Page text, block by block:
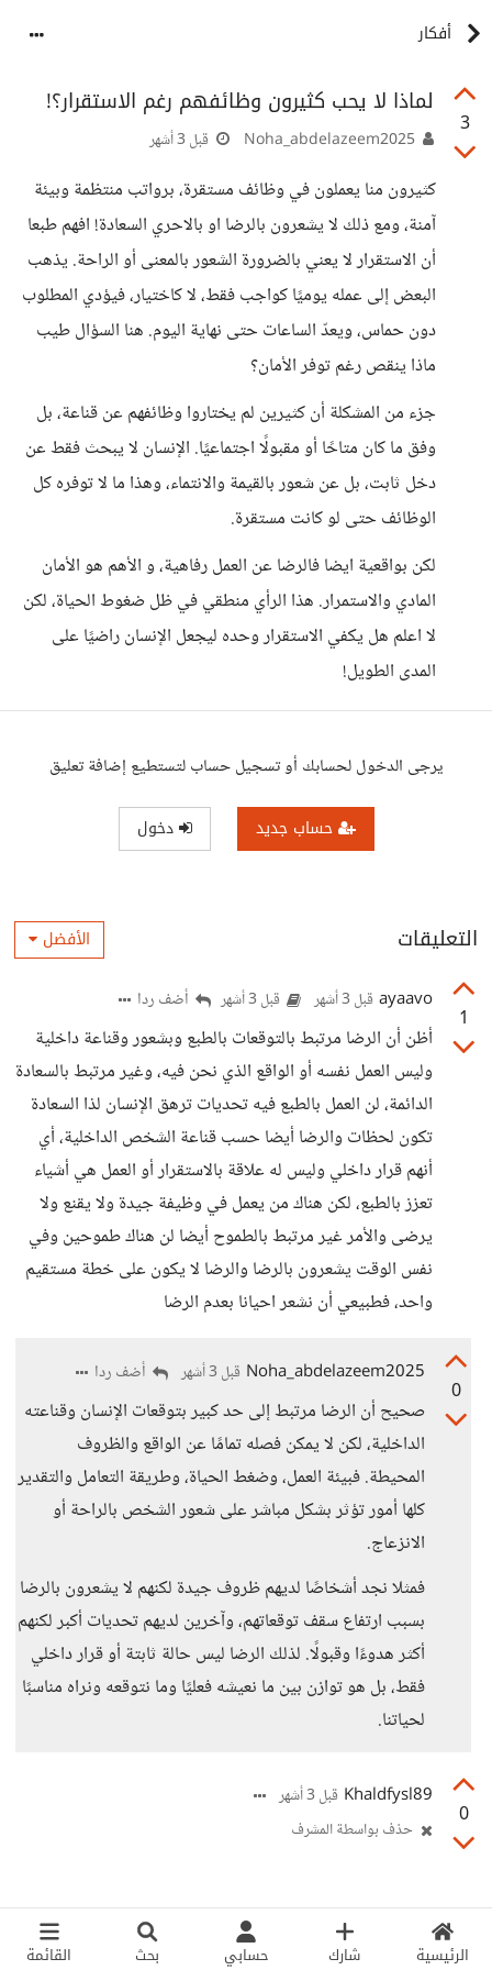
الرئيسية شارك حسابي بحث القائمة
أفكار
3
لماذا لا يحب كثيرون وظائفهم رغم الاستقرار؟!
قبل 3 أشهر
كثيرون منا يعملون في وظائف مستقرة، برواتب منتظمة وبيئة
آمنة، ومع ذلك لا يشعرون بالرضا او بالاحري السعادة! افهم طبعا
أن الاستقرار لا يعني بالضرورة الشعور بالمعنى أو الراحة. يذهب
البعض إلى عمله يوميًا كواجب فقط، لا كاختيار، فيؤدي المطلوب
دون حماس، ويعدّ الساعات حتى نهاية اليوم. هنا السؤال طيب
ماذا ينقص رغم توفر الأمان؟
جزء من المشكلة أن كثيرين لم يختاروا وظائفهم عن قناعة، بل
وفق ما كان متاحًا أو مقبولًا اجتماعيًا. الإنسان لا يبحث فقط عن
دخل ثابت، بل عن شعور بالقيمة والانتماء، وهذا ما لا توفره كل
الوظائف حتى لو كانت مستقرة.
لكن بواقعية ايضا فالرضا عن العمل رفاهية، و الأهم هو الأمان
المادي والاستمرار. هذا الرأي منطقي في ظل ضغوط الحياة، لكن
لا اعلم هل يكفي الاستقرار وحده ليجعل الإنسان راضيًا على
المدى الطويل!
يرجى الدخول لحسابك أو تسجيل حساب لتستطيع إضافة تعليق
حساب جديد دخول
التعليقات الأفضل
1
ayaavo قبل 3 أشهر قبل 3 أشهر أضف ردا
أظن أن الرضا مرتبط بالتوقعات بالطبع وبشعور وقناعة داخلية
وليس العمل نفسه أو الواقع الذي نحن فيه، وغير مرتبط بالسعادة
الدائمة، لن العمل بالطبع فيه تحديات ترهق الإنسان لذا السعادة
تكون لحظات والرضا أيضا حسب قناعة الشخص الداخلية، أي
أنهم قرار داخلي وليس له علاقة بالاستقرار أو العمل هي أشياء
تعزز بالطبع، لكن هناك من يعمل في وظيفة جيدة ولا يقنع ولا
يرضى والأمر غير مرتبط بالطموح أيضا لن هناك طموحين وفي
نفس الوقت يشعرون بالرضا والرضا لا يكون على خطة مستقيم
واحد، فطبيعي أن نشعر احيانا بعدم الرضا
0
Noha_abdelazeem2025 قبل 3 أشهر أضف ردا
صحيح أن الرضا مرتبط إلى حد كبير بتوقعات الإنسان وقناعته
الداخلية، لكن لا يمكن فصله تمامًا عن الواقع والظروف
المحيطة. فبيئة العمل، وضغط الحياة، وطريقة التعامل والتقدير
كلها أمور تؤثر بشكل مباشر على شعور الشخص بالراحة أو
الانزعاج.
فمثلا نجد أشخاصًا لديهم ظروف جيدة لكنهم لا يشعرون بالرضا
بسبب ارتفاع سقف توقعاتهم، وآخرين لديهم تحديات أكبر لكنهم
أكثر هدوءًا وقبولًا. لذلك الرضا ليس حالة ثابتة أو قرار داخلي
فقط، بل هو توازن بين ما نعيشه فعليًا وما نتوقعه ونراه مناسبًا
لحياتنا.
0
Khaldfysl89 قبل 3 أشهر
حذف بواسطة المشرف